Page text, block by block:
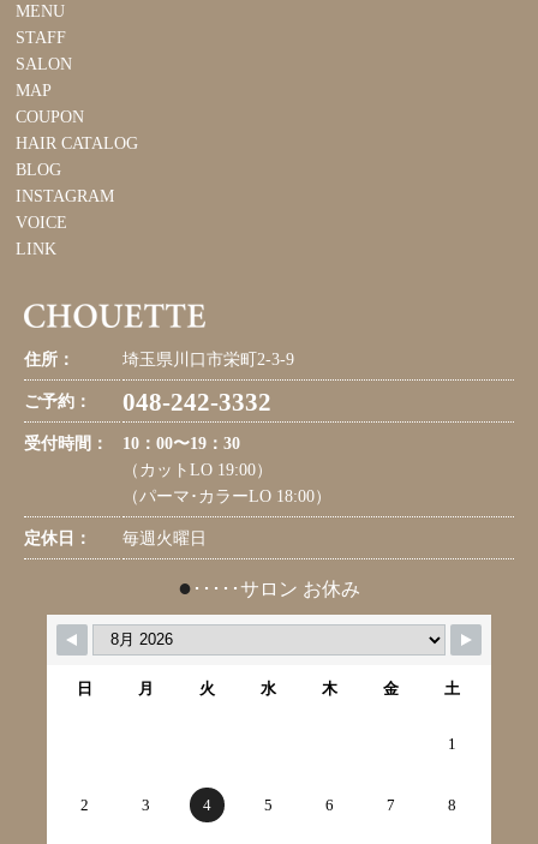
MENU
STAFF
SALON
MAP
COUPON
HAIR CATALOG
BLOG
INSTAGRAM
VOICE
LINK
住所： 埼玉県川口市栄町2-3-9
ご予約： 048-242-3332
受付時間：
10：00〜19：30
（カットLO 19:00）
（パーマ･カラーLO 18:00）
定休日： 毎週火曜日
● ･････サロン お休み
日 月 火 水 木 金 土
1
2 3 4 5 6 7 8